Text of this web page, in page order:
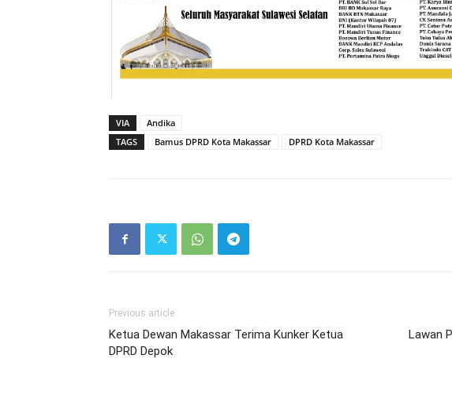
VIA
Andika
TAGS
Bamus DPRD Kota Makassar DPRD Kota Makassar
Previous article
Ketua Dewan Makassar Terima Kunker Ketua
DPRD Depok
Lawan